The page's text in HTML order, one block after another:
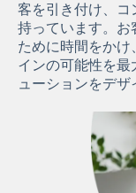
客を引き付け、コ
持っています。お
ために時間をかけ
インの可能性を最
ューションをデザ